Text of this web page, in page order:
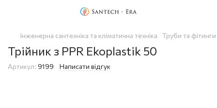
Інженерна сантехніка та кліматична техніка Труби та фітинги
Трійник з PPR Ekoplastik 50
Артикул: 9199 Написати відгук